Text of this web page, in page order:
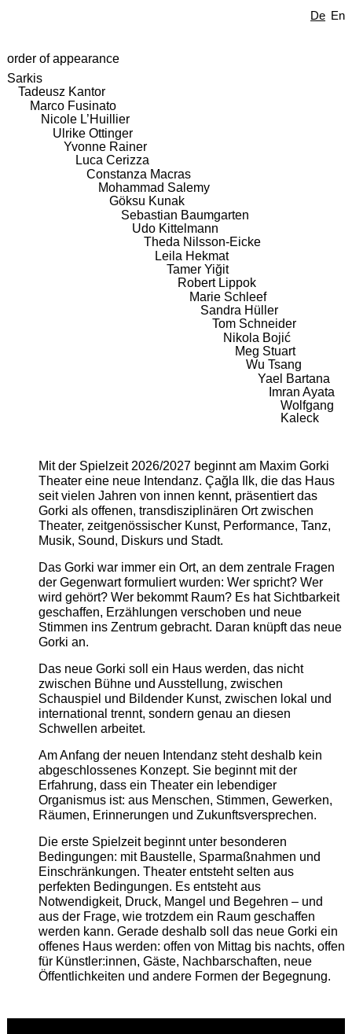
De En
order of appearance
Sarkis
Tadeusz Kantor
Marco Fusinato
Nicole L’Huillier
Ulrike Ottinger
Yvonne Rainer
Luca Cerizza
Constanza Macras
Mohammad Salemy
Göksu Kunak
Sebastian Baumgarten
Udo Kittelmann
Theda Nilsson-Eicke
Leila Hekmat
Tamer Yiğit
Robert Lippok
Marie Schleef
Sandra Hüller
Tom Schneider
Nikola Bojić
Meg Stuart
Wu Tsang
Yael Bartana
Imran Ayata
Wolfgang
Kaleck
Mit der Spielzeit 2026/2027 beginnt am Maxim Gorki
Theater eine neue Intendanz. Çağla Ilk, die das Haus
seit vielen Jahren von innen kennt, präsentiert das
Gorki als offenen, transdisziplinären Ort zwischen
Theater, zeitgenössischer Kunst, Performance, Tanz,
Musik, Sound, Diskurs und Stadt.
Das Gorki war immer ein Ort, an dem zentrale Fragen
der Gegenwart formuliert wurden: Wer spricht? Wer
wird gehört? Wer bekommt Raum? Es hat Sichtbarkeit
geschaffen, Erzählungen verschoben und neue
Stimmen ins Zentrum gebracht. Daran knüpft das neue
Gorki an.
Das neue Gorki soll ein Haus werden, das nicht
zwischen Bühne und Ausstellung, zwischen
Schauspiel und Bildender Kunst, zwischen lokal und
international trennt, sondern genau an diesen
Schwellen arbeitet.
Am Anfang der neuen Intendanz steht deshalb kein
abgeschlossenes Konzept. Sie beginnt mit der
Erfahrung, dass ein Theater ein lebendiger
Organismus ist: aus Menschen, Stimmen, Gewerken,
Räumen, Erinnerungen und Zukunftsversprechen.
Die erste Spielzeit beginnt unter besonderen
Bedingungen: mit Baustelle, Sparmaßnahmen und
Einschränkungen. Theater entsteht selten aus
perfekten Bedingungen. Es entsteht aus
Notwendigkeit, Druck, Mangel und Begehren – und
aus der Frage, wie trotzdem ein Raum geschaffen
werden kann. Gerade deshalb soll das neue Gorki ein
offenes Haus werden: offen von Mittag bis nachts, offen
für Künstler:innen, Gäste, Nachbarschaften, neue
Öffentlichkeiten und andere Formen der Begegnung.